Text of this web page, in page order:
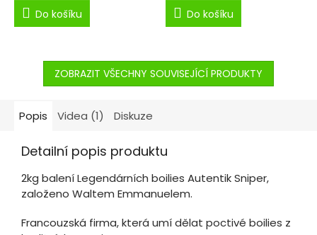
Do košíku Do košíku
ZOBRAZIT VŠECHNY SOUVISEJÍCÍ PRODUKTY
Popis Videa (1) Diskuze
Detailní popis produktu
2kg balení Legendárních boilies Autentik Sniper,
založeno Waltem Emmanuelem.
Francouzská firma, která umí dělat poctivé boilies z